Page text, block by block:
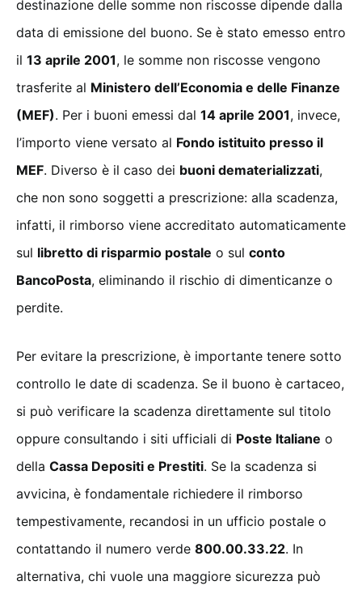
destinazione delle somme non riscosse dipende dalla
data di emissione del buono. Se è stato emesso entro
il 13 aprile 2001, le somme non riscosse vengono
trasferite al Ministero dell’Economia e delle Finanze
(MEF). Per i buoni emessi dal 14 aprile 2001, invece,
l’importo viene versato al Fondo istituito presso il
MEF. Diverso è il caso dei buoni dematerializzati,
che non sono soggetti a prescrizione: alla scadenza,
infatti, il rimborso viene accreditato automaticamente
sul libretto di risparmio postale o sul conto
BancoPosta, eliminando il rischio di dimenticanze o
perdite.
Per evitare la prescrizione, è importante tenere sotto
controllo le date di scadenza. Se il buono è cartaceo,
si può verificare la scadenza direttamente sul titolo
oppure consultando i siti ufficiali di Poste Italiane o
della Cassa Depositi e Prestiti. Se la scadenza si
avvicina, è fondamentale richiedere il rimborso
tempestivamente, recandosi in un ufficio postale o
contattando il numero verde 800.00.33.22. In
alternativa, chi vuole una maggiore sicurezza può